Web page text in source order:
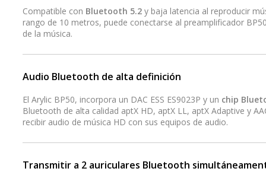
Compatible con Bluetooth 5.2 y baja latencia al reproducir
rango de 10 metros, puede conectarse al preamplificador
de la música.
Audio Bluetooth de alta definición
El Arylic BP50, incorpora un DAC ESS ES9023P y un chip
Bluetooth de alta calidad aptX HD, aptX LL, aptX Adaptive y
recibir audio de música HD con sus equipos de audio.
Transmitir a 2 auriculares Bluetooth